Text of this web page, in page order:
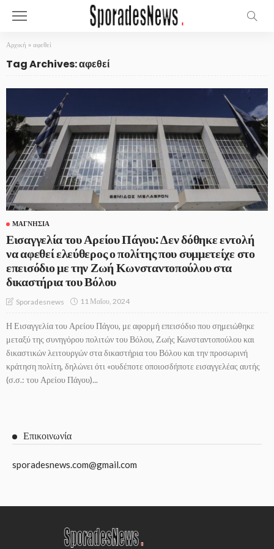
Αρχική » αφεθεί
Tag Archives: αφεθεί
ΜΑΓΝΗΣΊΑ
Εισαγγελία του Αρείου Πάγου: Δεν δόθηκε εντολή
να αφεθεί ελεύθερος ο πολίτης που συμμετείχε στο
επεισόδιο με την Ζωή Κωνσταντοπούλου στα
δικαστήρια του Βόλου
Sporadesnews 11 Μαΐου, 2024
Η Εισαγγελία του Αρείου Πάγου, με αφορμή επεισόδιο που σημειώθηκε
μεταξύ της συνηγόρου πολιτών του Βόλου, Ζωής Κωνσταντοπούλου και
δικαστικών λειτουργών στα δικαστήρια του Βόλου και την προσωρινή
κράτηση πολίτη, δηλώνει ότι «ουδέποτε οποιοσδήποτε εισαγγελέας αυτής
(σ.σ.: του Αρείου Πάγου)...
Επικοινωνία
sporadesnews.com@gmail.com